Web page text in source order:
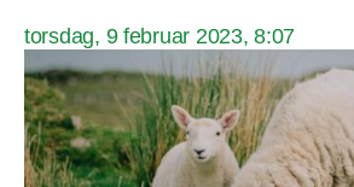
torsdag, 9 februar 2023, 8:07